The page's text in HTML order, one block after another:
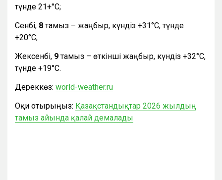
түнде 21+°С;
Сенбі, 8тамыз – жаңбыр, күндіз +31°С, түнде
+20°С;
Жексенбі, 9тамыз – өткінші жаңбыр, күндіз +32°С,
түнде +19°С.
Дереккөз: world-weather.ru
Оқи отырыңыз: Қазақстандықтар 2026 жылдың
тамыз айында қалай демалады